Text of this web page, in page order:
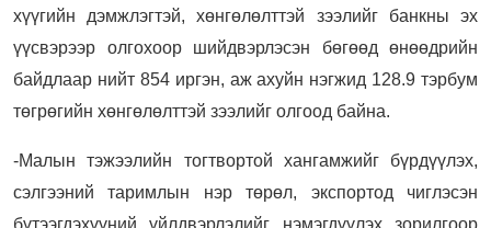
хүүгийн дэмжлэгтэй, хөнгөлөлттэй зээлийг банкны эх
үүсвэрээр олгохоор шийдвэрлэсэн бөгөөд өнөөдрийн
байдлаар нийт 854 иргэн, аж ахуйн нэгжид 128.9 тэрбум
төгрөгийн хөнгөлөлттэй зээлийг олгоод байна.
-Малын тэжээлийн тогтвортой хангамжийг бүрдүүлэх,
сэлгээний таримлын нэр төрөл, экспортод чиглэсэн
бүтээгдэхүүний үйлдвэрлэлийг нэмэгдүүлэх зорилгоор